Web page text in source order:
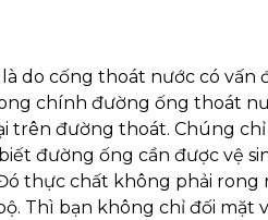
do cống thoát nước có vấn
chính đường ống thoát
trên đường thoát. Chúng
đường ống cần được vệ
thực chất không phải rong
Thì bạn không chỉ đối